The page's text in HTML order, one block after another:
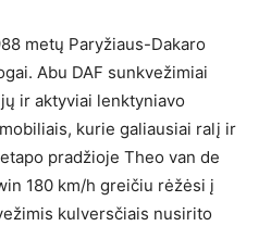
metų Paryžiaus-Dakaro
Abu DAF sunkvežimiai
ir aktyviai lenktyniavo
kurie galiausiai ralį ir
pradžioje Theo van de
180 km/h greičiu rėžėsi į
kulversčiais nusirito